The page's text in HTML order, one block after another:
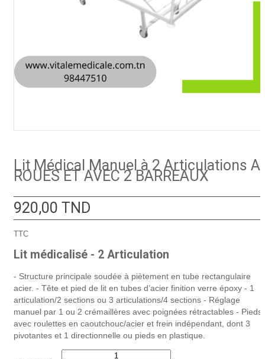
Lit Médical Manuel à 2 Articulations A
ROUES ET AVEC 2 BARREAUX
920,00 TND
TTC
Lit médicalisé - 2 Articulation
- Structure principale soudée à piètement en tube rectangulaire
acier. - Tête et pied de lit en tubes d’acier finition verre époxy - 1
articulation/2 sections ou 3 articulations/4 sections - Réglage
manuel par 1 ou 2 crémaillères avec poignées rétractables - Pieds
avec roulettes en caoutchouc/acier et frein indépendant, dont 3
pivotantes et 1 directionnelle ou pieds en plastique.